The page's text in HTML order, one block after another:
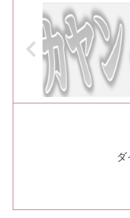
ダ